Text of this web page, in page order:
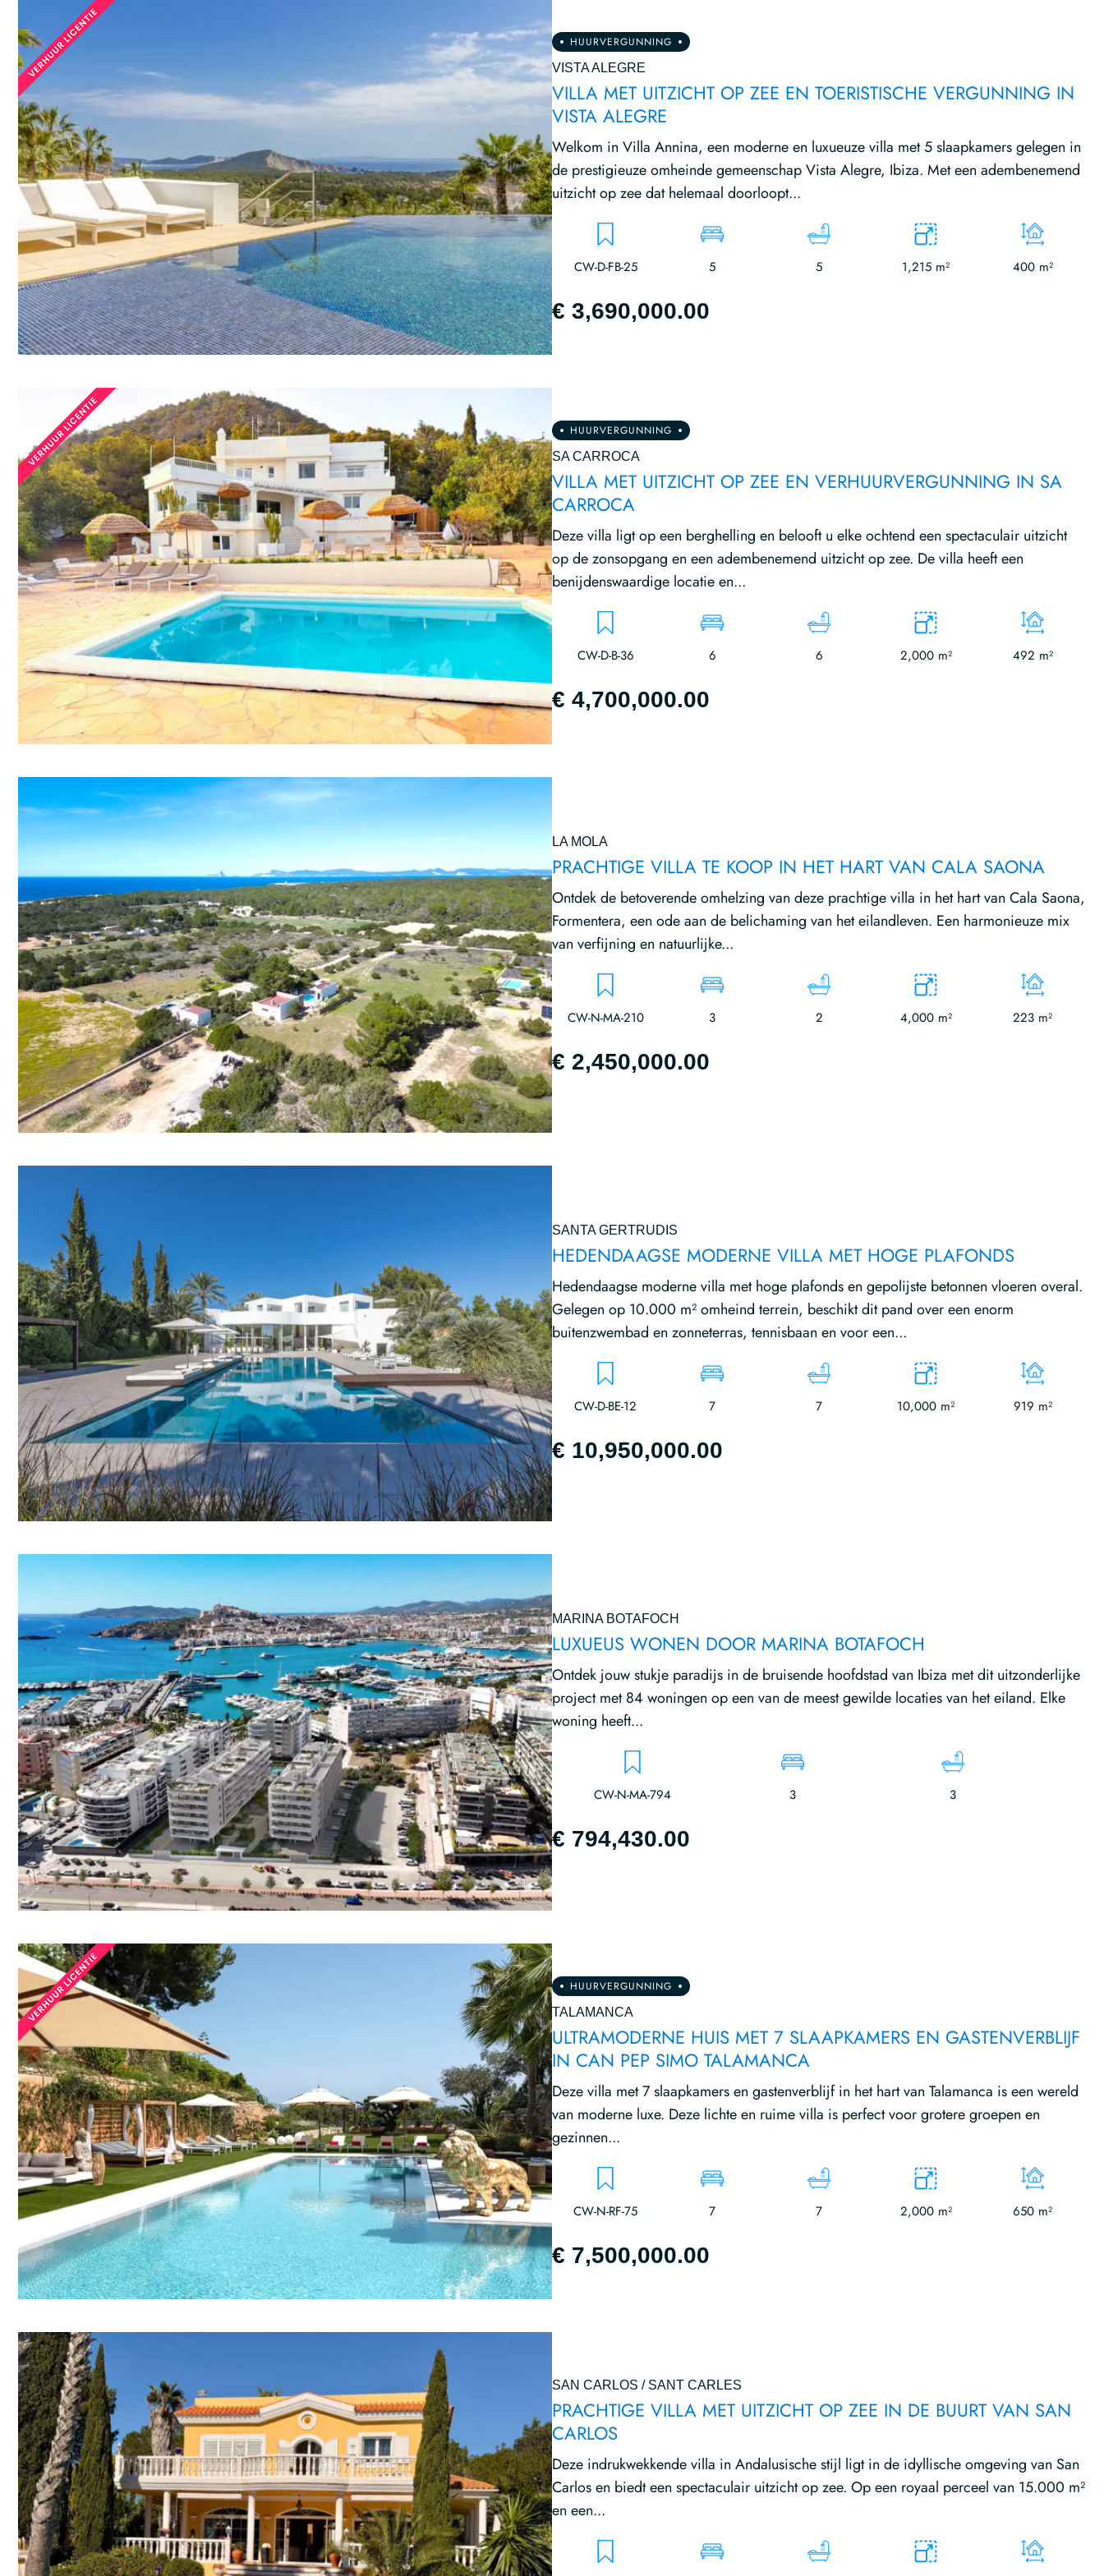
HUURVERGUNNING
VISTA ALEGRE
VILLA MET UITZICHT OP ZEE EN TOERISTISCHE VERGUNNING IN
VISTA ALEGRE
Welkom in Villa Annina, een moderne en luxueuze villa met 5 slaapkamers gelegen in
de prestigieuze omheinde gemeenschap Vista Alegre, Ibiza. Met een adembenemend
uitzicht op zee dat helemaal doorloopt...
CW-D-FB-25 5 5 1,215 m² 400 m²
€ 3,690,000.00
HUURVERGUNNING
SA CARROCA
VILLA MET UITZICHT OP ZEE EN VERHUURVERGUNNING IN SA
CARROCA
Deze villa ligt op een berghelling en belooft u elke ochtend een spectaculair uitzicht
op de zonsopgang en een adembenemend uitzicht op zee. De villa heeft een
benijdenswaardige locatie en...
CW-D-B-36 6 6 2,000 m² 492 m²
€ 4,700,000.00
LA MOLA
PRACHTIGE VILLA TE KOOP IN HET HART VAN CALA SAONA
Ontdek de betoverende omhelzing van deze prachtige villa in het hart van Cala Saona,
Formentera, een ode aan de belichaming van het eilandleven. Een harmonieuze mix
van verfijning en natuurlijke...
CW-N-MA-210 3 2 4,000 m² 223 m²
€ 2,450,000.00
SANTA GERTRUDIS
HEDENDAAGSE MODERNE VILLA MET HOGE PLAFONDS
Hedendaagse moderne villa met hoge plafonds en gepolijste betonnen vloeren overal.
Gelegen op 10.000 m² omheind terrein, beschikt dit pand over een enorm
buitenzwembad en zonneterras, tennisbaan en voor een...
CW-D-BE-12 7 7 10,000 m² 919 m²
€ 10,950,000.00
MARINA BOTAFOCH
LUXUEUS WONEN DOOR MARINA BOTAFOCH
Ontdek jouw stukje paradijs in de bruisende hoofdstad van Ibiza met dit uitzonderlijke
project met 84 woningen op een van de meest gewilde locaties van het eiland. Elke
woning heeft...
CW-N-MA-794 3 3
€ 794,430.00
HUURVERGUNNING
TALAMANCA
ULTRAMODERNE HUIS MET 7 SLAAPKAMERS EN GASTENVERBLIJF
IN CAN PEP SIMO TALAMANCA
Deze villa met 7 slaapkamers en gastenverblijf in het hart van Talamanca is een wereld
van moderne luxe. Deze lichte en ruime villa is perfect voor grotere groepen en
gezinnen...
CW-N-RF-75 7 7 2,000 m² 650 m²
€ 7,500,000.00
SAN CARLOS / SANT CARLES
PRACHTIGE VILLA MET UITZICHT OP ZEE IN DE BUURT VAN SAN
CARLOS
Deze indrukwekkende villa in Andalusische stijl ligt in de idyllische omgeving van San
Carlos en biedt een spectaculair uitzicht op zee. Op een royaal perceel van 15.000 m²
en een...